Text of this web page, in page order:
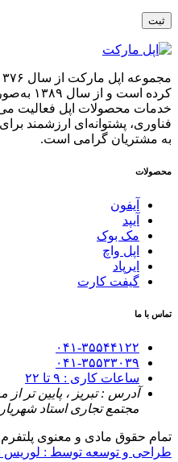
کرده
خدمات محصولات اپل فعالیت
فناوری، پشتوانه‌ای ارزشمند
به مشتریان گرامی است.
محصولات
آیفون
آیپد
مک بوک
اپل واچ
ایرپاد
گیفت کارت
تماس با ما
۰۴۱-۳۵۵۴۴۱۲۲
۰۴۱-۳۵۵۳۳۰۳۹
ساعات کاری : ۹ تا ۲۲
آدرس : تبریز ، پایین تر
مجتمع تجاری استاد شهریار
تمام حقوق مادی و معنوی
طراحی و توسعه توسط : لوریس